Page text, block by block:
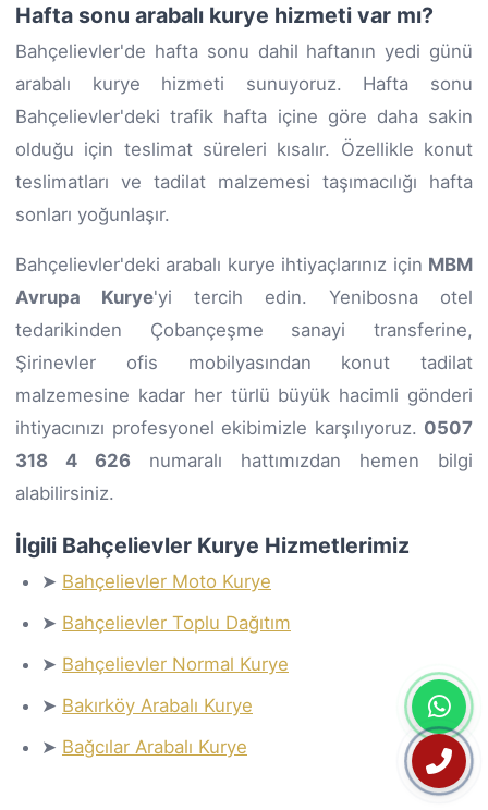
Hafta sonu arabalı kurye hizmeti var mı?
Bahçelievler'de hafta sonu dahil haftanın yedi günü
arabalı kurye hizmeti sunuyoruz. Hafta sonu
Bahçelievler'deki trafik hafta içine göre daha sakin
olduğu için teslimat süreleri kısalır. Özellikle konut
teslimatları ve tadilat malzemesi taşımacılığı hafta
sonları yoğunlaşır.
Bahçelievler'deki arabalı kurye ihtiyaçlarınız için MBM
Avrupa Kurye'yi tercih edin. Yenibosna otel
tedarikinden Çobançeşme sanayi transferine,
Şirinevler ofis mobilyasından konut tadilat
malzemesine kadar her türlü büyük hacimli gönderi
ihtiyacınızı profesyonel ekibimizle karşılıyoruz. 0507
318 4 626 numaralı hattımızdan hemen bilgi
alabilirsiniz.
İlgili Bahçelievler Kurye Hizmetlerimiz
➤ Bahçelievler Moto Kurye
➤ Bahçelievler Toplu Dağıtım
➤ Bahçelievler Normal Kurye
➤ Bakırköy Arabalı Kurye
➤ Bağcılar Arabalı Kurye